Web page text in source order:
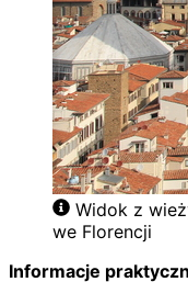
Widok z
we Florencji
Informacje